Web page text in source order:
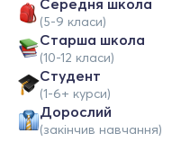
Середня школа
(5-9 класи)
Старша школа
(10-12 класи)
Студент
(1-6+ курси)
Дорослий
(закінчив навчання)